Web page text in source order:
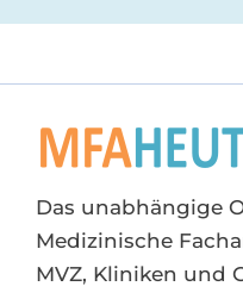
Das unabhängige
Medizinische
MVZ, Kliniken und